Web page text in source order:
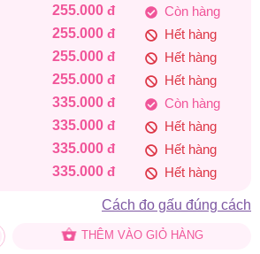
335.000 đ
255.000 đ
Còn hàng
255.000 đ
Hết hàng
255.000 đ
Hết hàng
255.000 đ
Hết hàng
335.000 đ
Còn hàng
335.000 đ
Hết hàng
335.000 đ
Hết hàng
335.000 đ Hết hàng
Cách đo gấu đúng cách
THÊM VÀO GIỎ HÀNG